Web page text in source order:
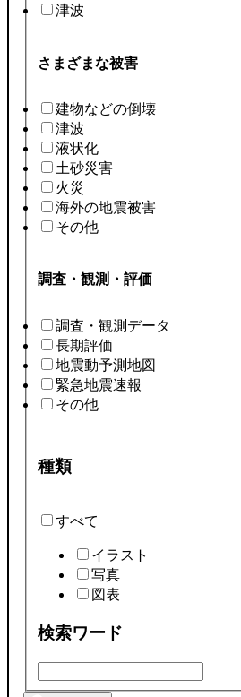
津波
さまざまな被害
建物などの倒壊
津波
液状化
土砂災害
火災
海外の地震被害
その他
調査・観測・評価
調査・観測データ
長期評価
地震動予測地図
緊急地震速報
その他
種類
すべて
イラスト
写真
図表
検索ワード